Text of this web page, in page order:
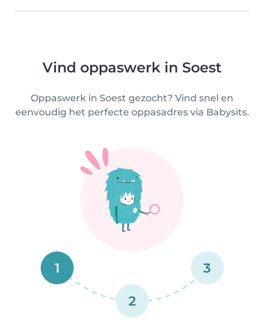
Vind oppaswerk in Soest
Oppaswerk in Soest gezocht? Vind snel en
eenvoudig het perfecte oppasadres via Babysits.
1
2
3